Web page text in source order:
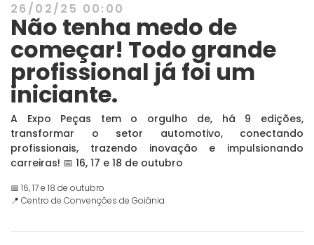
26/02/25 00:00
Não tenha medo de
começar! Todo grande
profissional já foi um
iniciante.
A Expo Peças tem o orgulho de, há 9 edições,
transformar o setor automotivo, conectando
profissionais, trazendo inovação e impulsionando
carreiras! 📅 16, 17 e 18 de outubro
📅 16, 17 e 18 de outubro
📍 Centro de Convenções de Goiânia